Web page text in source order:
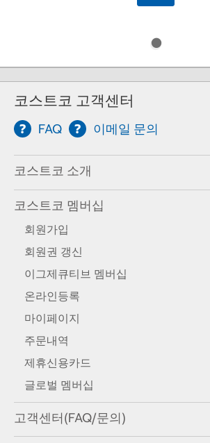
코스트코 고객센터
FAQ 이메일 문의
코스트코 소개
코스트코 멤버십
회원가입
회원권 갱신
이그제큐티브 멤버십
온라인등록
마이페이지
주문내역
제휴신용카드
글로벌 멤버십
고객센터(FAQ/문의)